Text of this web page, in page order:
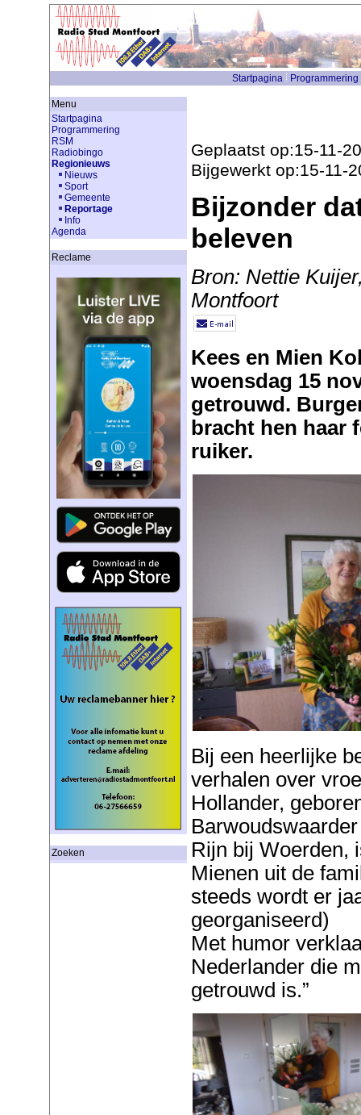
Startpagina Programmering
Menu
Startpagina
Programmering
RSM
Radiobingo
Regionieuws
Nieuws
Sport
Gemeente
Reportage
Info
Agenda
Reclame
Zoeken
Geplaatst op:15-11-
Bijgewerkt op:15-11-
Bijzonder
beleven
Bron: Nettie
Montfoort
Kees en Mien
woensdag 15
getrouwd.
bracht hen haar
ruiker.
Bij een heerlijke
verhalen over
Hollander,
Rijn bij Woerden,
Mienen uit de
steeds wordt er
georganiseerd)
Met humor
Nederlander die
getrouwd is.”